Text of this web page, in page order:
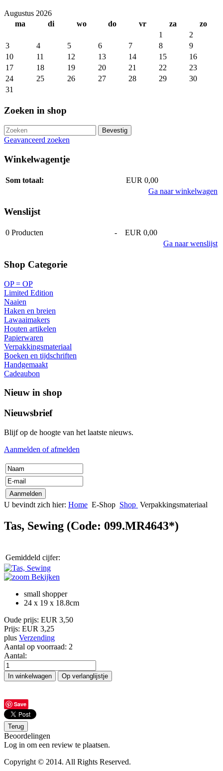
Augustus 2026
ma
di wo do vr za
zo
1
2
3
4 5 6 7 8
9
10
11 12 13 14 15
16
17
18 19 20 21 22
23
24
25 26 27 28 29
30
31
Zoeken in shop
Geavanceerd zoeken
Winkelwagentje
Som totaal:
EUR 0,00
Ga naar winkelwagen
Wenslijst
0 Producten -
EUR 0,00
Ga naar wenslijst
Shop Categorie
OP = OP
Limited Edition
Naaien
Haken en breien
Lawaaimakers
Houten artikelen
Papierwaren
Verpakkingsmateriaal
Boeken en tijdschriften
Handgemaakt
Cadeaubon
Nieuw in shop
Nieuwsbrief
Blijf op de hoogte van het laatste nieuws.
Aanmelden of afmelden
U bevindt zich hier: Home E-Shop Shop Verpakkingsmateriaal
Tas, Sewing (Code: 099.MR4643*)
Gemiddeld cijfer:
Bekijken
small shopper
24 x 19 x 18.8cm
Oude prijs: EUR 3,50
Prijs: EUR 3,25
plus Verzending
Aantal op voorraad: 2
Aantal:
Save
Beoordelingen
Log in om een review te plaatsen.
Copyright © 2014. All Rights Reserved.